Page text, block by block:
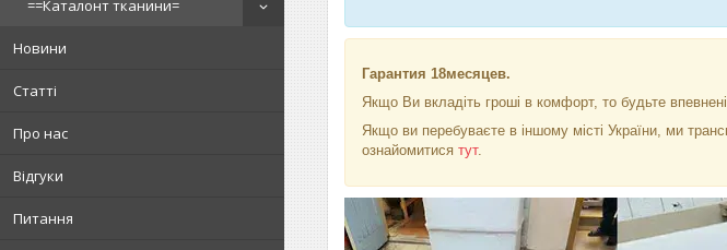
==Каталонт тканини=
Новини
Статті
Про нас
Відгуки
Питання
Гарантия 18месяцев.
Якщо Ви вкладіть гроші в комфорт, то будьте
Якщо ви перебуваєте в іншому місті України, ми
ознайомитися тут.